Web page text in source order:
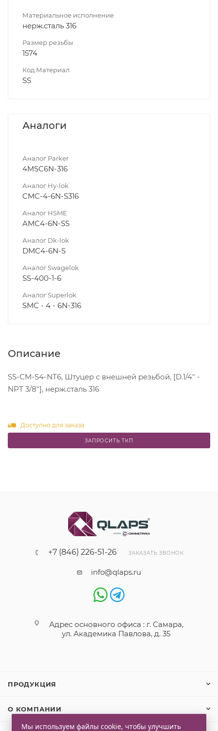
Материальное исполнение
нерж.сталь 316
Размер резьбы
1574
Код Материал
SS
Аналоги
Аналог Parker
4MSC6N-316
Аналог Hy-lok
CMC-4-6N-S316
Аналог HSME
AMC4-6N-SS
Аналог Dk-lok
DMC4-6N-S
Аналог Swagelok
SS-400-1-6
Аналог Superlok
SMC - 4 - 6N-316
Описание
SS-CM-S4-NT6, Штуцер с внешней резьбой, [D.1/4" -
NPT 3/8"], нерж.сталь 316
Доступно для заказа
ЗАПРОСИТЬ ТКП
+7 (846) 226-51-26 ЗАКАЗАТЬ ЗВОНОК
info@qlaps.ru
Адрес основного офиса : г. Самара,
ул. Академика Павлова, д. 35
ПРОДУКЦИЯ
О КОМПАНИИ
Мы используем файлы cookie, чтобы улучшить